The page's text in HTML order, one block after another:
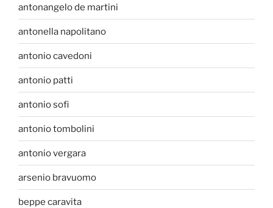
antonangelo de martini
antonella napolitano
antonio cavedoni
antonio patti
antonio sofi
antonio tombolini
antonio vergara
arsenio bravuomo
beppe caravita